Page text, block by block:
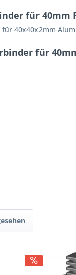
für 40mm
für 40x40x2mm
für